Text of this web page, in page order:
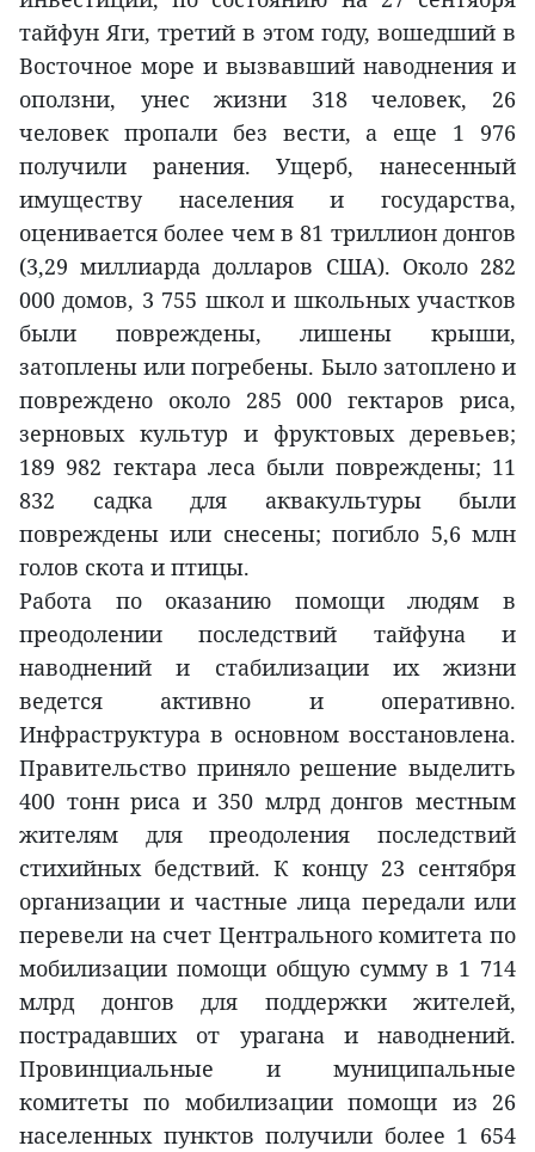
тайфун Яги, третий в этом году, вошедший в
Восточное море и вызвавший наводнения и
оползни, унес жизни 318 человек, 26
человек пропали без вести, а еще 1 976
получили ранения. Ущерб, нанесенный
имуществу населения и государства,
оценивается более чем в 81 триллион донгов
(3,29 миллиарда долларов США). Около 282
000 домов, 3 755 школ и школьных участков
были повреждены, лишены крыши,
затоплены или погребены. Было затоплено и
повреждено около 285 000 гектаров риса,
зерновых культур и фруктовых деревьев;
189 982 гектара леса были повреждены; 11
832 садка для аквакультуры были
повреждены или снесены; погибло 5,6 млн
голов скота и птицы.
Работа по оказанию помощи людям в
преодолении последствий тайфуна и
наводнений и стабилизации их жизни
ведется активно и оперативно.
Инфраструктура в основном восстановлена.
Правительство приняло решение выделить
400 тонн риса и 350 млрд донгов местным
жителям для преодоления последствий
стихийных бедствий. К концу 23 сентября
организации и частные лица передали или
перевели на счет Центрального комитета по
мобилизации помощи общую сумму в 1 714
млрд донгов для поддержки жителей,
пострадавших от урагана и наводнений.
Провинциальные и муниципальные
комитеты по мобилизации помощи из 26
населенных пунктов получили более 1 654